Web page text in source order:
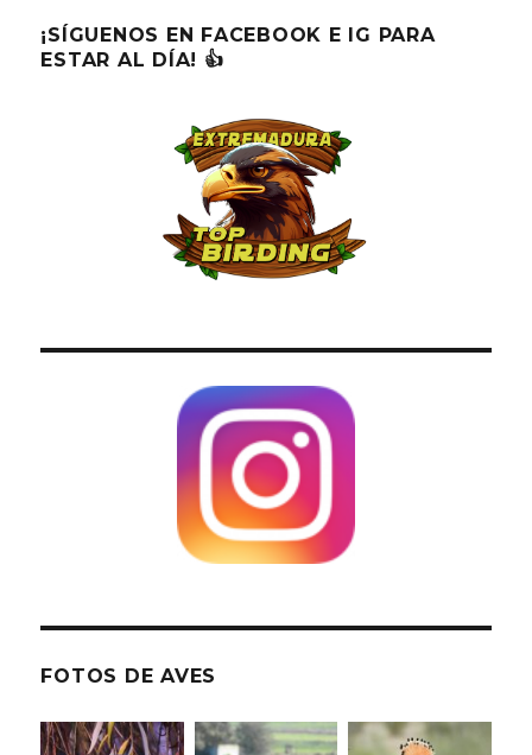
¡SÍGUENOS EN FACEBOOK E IG PARA
ESTAR AL DÍA! 👍
FOTOS DE AVES